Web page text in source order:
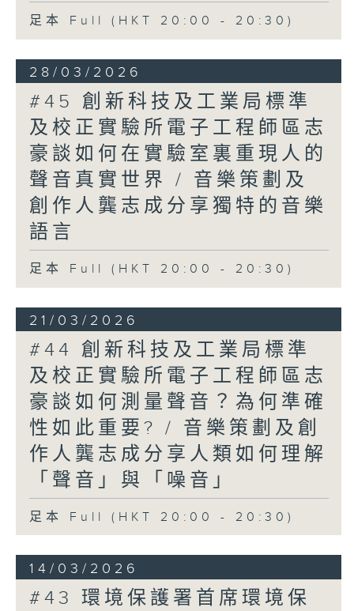
足本 Full (HKT 20:00 - 20:30)
28/03/2026
#45 創新科技及工業局標準
及校正實驗所電子工程師區志
豪談如何在實驗室裏重現人的
聲音真實世界 / 音樂策劃及
創作人龔志成分享獨特的音樂
語言
足本 Full (HKT 20:00 - 20:30)
21/03/2026
#44 創新科技及工業局標準
及校正實驗所電子工程師區志
豪談如何測量聲音？為何準確
性如此重要? / 音樂策劃及創
作人龔志成分享人類如何理解
「聲音」與「噪音」
足本 Full (HKT 20:00 - 20:30)
14/03/2026
#43 環境保護署首席環境保